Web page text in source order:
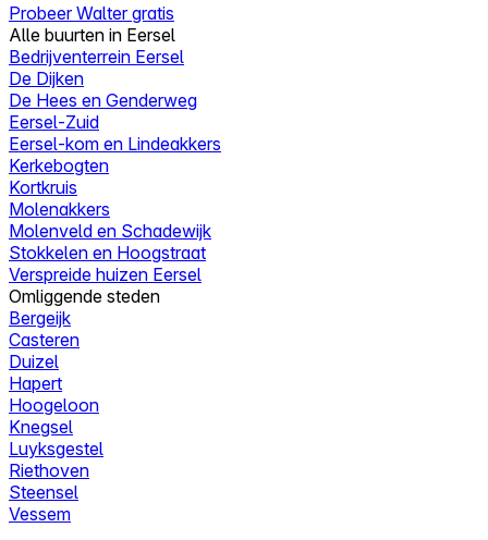
Probeer Walter gratis
Alle buurten in Eersel
Bedrijventerrein Eersel
De Dijken
De Hees en Genderweg
Eersel-Zuid
Eersel-kom en Lindeakkers
Kerkebogten
Kortkruis
Molenakkers
Molenveld en Schadewijk
Stokkelen en Hoogstraat
Verspreide huizen Eersel
Omliggende steden
Bergeijk
Casteren
Duizel
Hapert
Hoogeloon
Knegsel
Luyksgestel
Riethoven
Steensel
Vessem